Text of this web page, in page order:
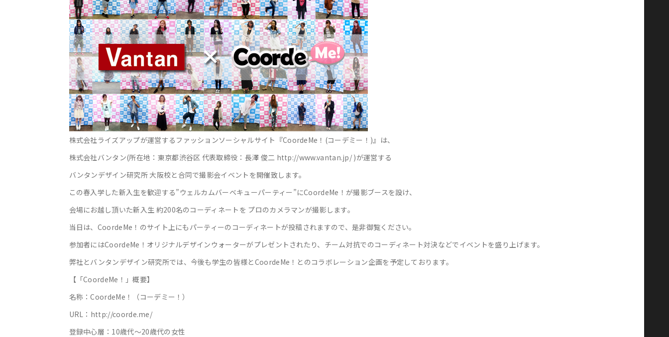
株式会社ライズアップが運営するファッションソーシャルサイト『CoordeMe！(コーデミー！)』は、
株式会社バンタン(所在地：東京都渋谷区 代表取締役：長澤 俊二 http://www.vantan.jp/ )が運営する
バンタンデザイン研究所 大阪校と合同で撮影会イベントを開催致します。
この春入学した新入生を歓迎する”ウェルカムバーベキューパーティー”にCoordeMe！が撮影ブースを設け、
会場にお越し頂いた新入生 約200名のコーディネートを プロのカメラマンが撮影します。
当日は、CoordeMe！のサイト上にもパーティーのコーディネートが投稿されますので、是非御覧ください。
参加者にはCoordeMe！オリジナルデザインウォーターがプレゼントされたり、チーム対抗でのコーディネート対決などでイベントを盛り上げます。
弊社とバンタンデザイン研究所では、今後も学生の皆様とCoordeMe！とのコラボレーション企画を予定しております。
【「CoordeMe！」概要】
名称：CoordeMe！（コーデミー！）
URL：http://coorde.me/
登録中心層：10歳代～20歳代の女性